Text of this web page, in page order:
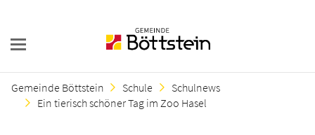
Gemeinde Böttstein Schule
Schulnews
Ein tierisch schöner Tag im Zoo Hasel